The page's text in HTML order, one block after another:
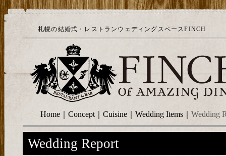
札幌の結婚式・レストランウェディングスペースFINCH
Home Concept Cuisine Wedding Items Wedding
Wedding Report